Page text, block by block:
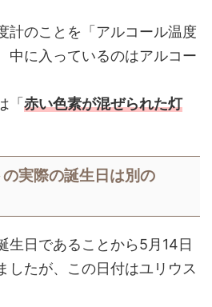
計のことを「アルコール温度
中に入っているのはアルコー
「 赤い色素が混ぜられた灯
実際の誕生日は別の
生日であることから5月14日
したが、この日付はユリウス